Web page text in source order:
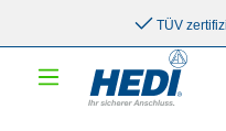
TÜV zertifiziert